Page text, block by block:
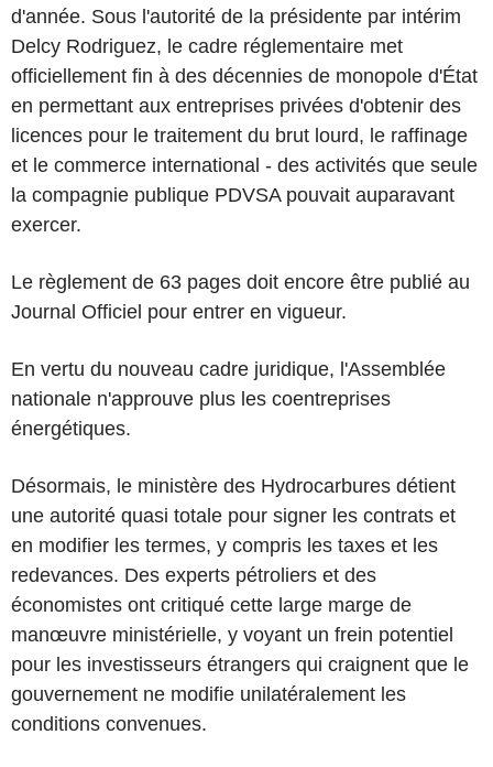
d'année. Sous l'autorité de la présidente par intérim
Delcy Rodriguez, le cadre réglementaire met
officiellement fin à des décennies de monopole d'État
en permettant aux entreprises privées d'obtenir des
licences pour le traitement du brut lourd, le raffinage
et le commerce international - des activités que seule
la compagnie publique PDVSA pouvait auparavant
exercer.
Le règlement de 63 pages doit encore être publié au
Journal Officiel pour entrer en vigueur.
En vertu du nouveau cadre juridique, l'Assemblée
nationale n'approuve plus les coentreprises
énergétiques.
Désormais, le ministère des Hydrocarbures détient
une autorité quasi totale pour signer les contrats et
en modifier les termes, y compris les taxes et les
redevances. Des experts pétroliers et des
économistes ont critiqué cette large marge de
manœuvre ministérielle, y voyant un frein potentiel
pour les investisseurs étrangers qui craignent que le
gouvernement ne modifie unilatéralement les
conditions convenues.